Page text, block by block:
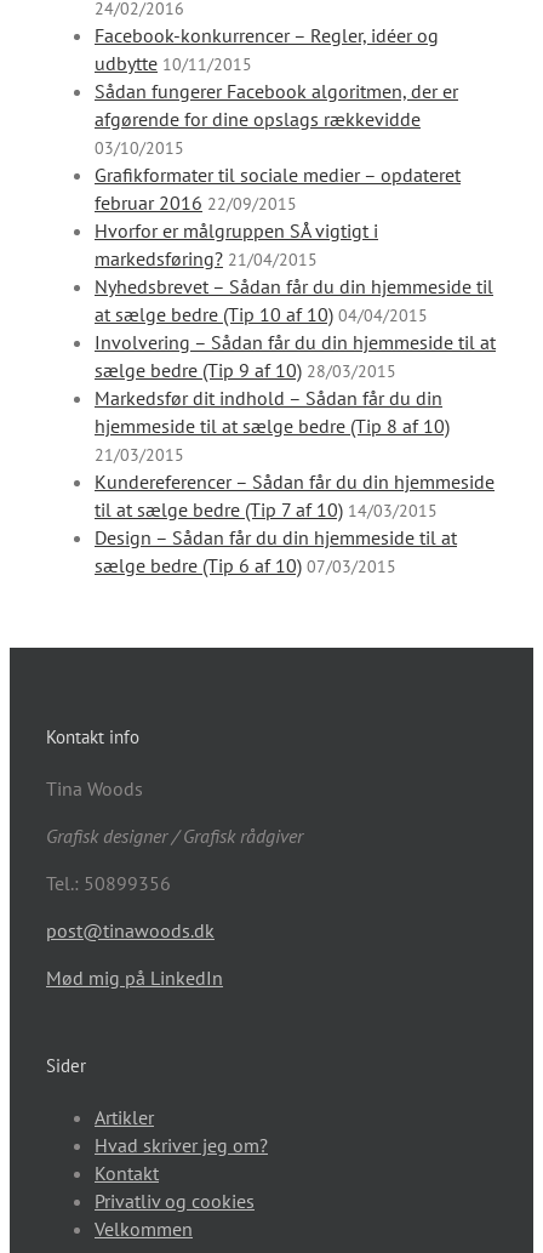
24/02/2016
Facebook-konkurrencer – Regler, idéer og
udbytte 10/11/2015
Sådan fungerer Facebook algoritmen, der er
afgørende for dine opslags rækkevidde
03/10/2015
Grafikformater til sociale medier – opdateret
februar 2016 22/09/2015
Hvorfor er målgruppen SÅ vigtigt i
markedsføring? 21/04/2015
Nyhedsbrevet – Sådan får du din hjemmeside til
at sælge bedre (Tip 10 af 10) 04/04/2015
Involvering – Sådan får du din hjemmeside til at
sælge bedre (Tip 9 af 10) 28/03/2015
Markedsfør dit indhold – Sådan får du din
hjemmeside til at sælge bedre (Tip 8 af 10)
21/03/2015
Kundereferencer – Sådan får du din hjemmeside
til at sælge bedre (Tip 7 af 10) 14/03/2015
Design – Sådan får du din hjemmeside til at
sælge bedre (Tip 6 af 10) 07/03/2015
Kontakt info
Tina Woods
Grafisk designer / Grafisk rådgiver
Tel.: 50899356
post@tinawoods.dk
Mød mig på LinkedIn
Sider
Artikler
Hvad skriver jeg om?
Kontakt
Privatliv og cookies
Velkommen